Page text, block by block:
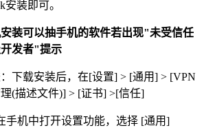
安装即可。
装可以抽手机的软件若出现"未受信任
发者"提示
下载安装后，在[设置] > [通用] > [VPN
(描述文件)] > [证书] >[信任]
手机中打开设置功能，选择 [通用]